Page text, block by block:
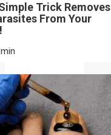
Trick Removes
From Your